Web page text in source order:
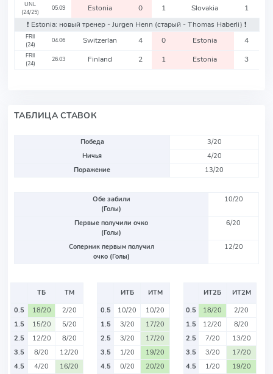
UNL
(24/25)
05.09 Estonia 0 1 Slovakia
1
❗️ Estonia: новый тренер - Jurgen Henn (старый - Thomas Haberli) ❗️
FRII
(24)
04.06 Switzerlan 4 0 Estonia 4
FRII
(24)
26.03 Finland 2 1 Estonia 3
ТАБЛИЦА СТАВОК
Победа
3/20
Ничья
4/20
Поражение
13/20
Обе забили
(Голы)
10/20
Первые получили очко
(Голы)
6/20
Соперник первым получил
очко (Голы)
12/20
ТБ
ТМ
0.5
18/20
2/20
1.5
15/20
5/20
2.5
12/20
8/20
3.5
8/20
12/20
4.5
4/20
16/20
ИТБ
ИТМ
0.5
10/20
10/20
1.5
3/20
17/20
2.5
3/20
17/20
3.5
1/20
19/20
4.5
0/20 20/20
ИТ2Б
ИТ2М
0.5
18/20
2/20
1.5
12/20
8/20
2.5
7/20
13/20
3.5
3/20
17/20
4.5
1/20
19/20